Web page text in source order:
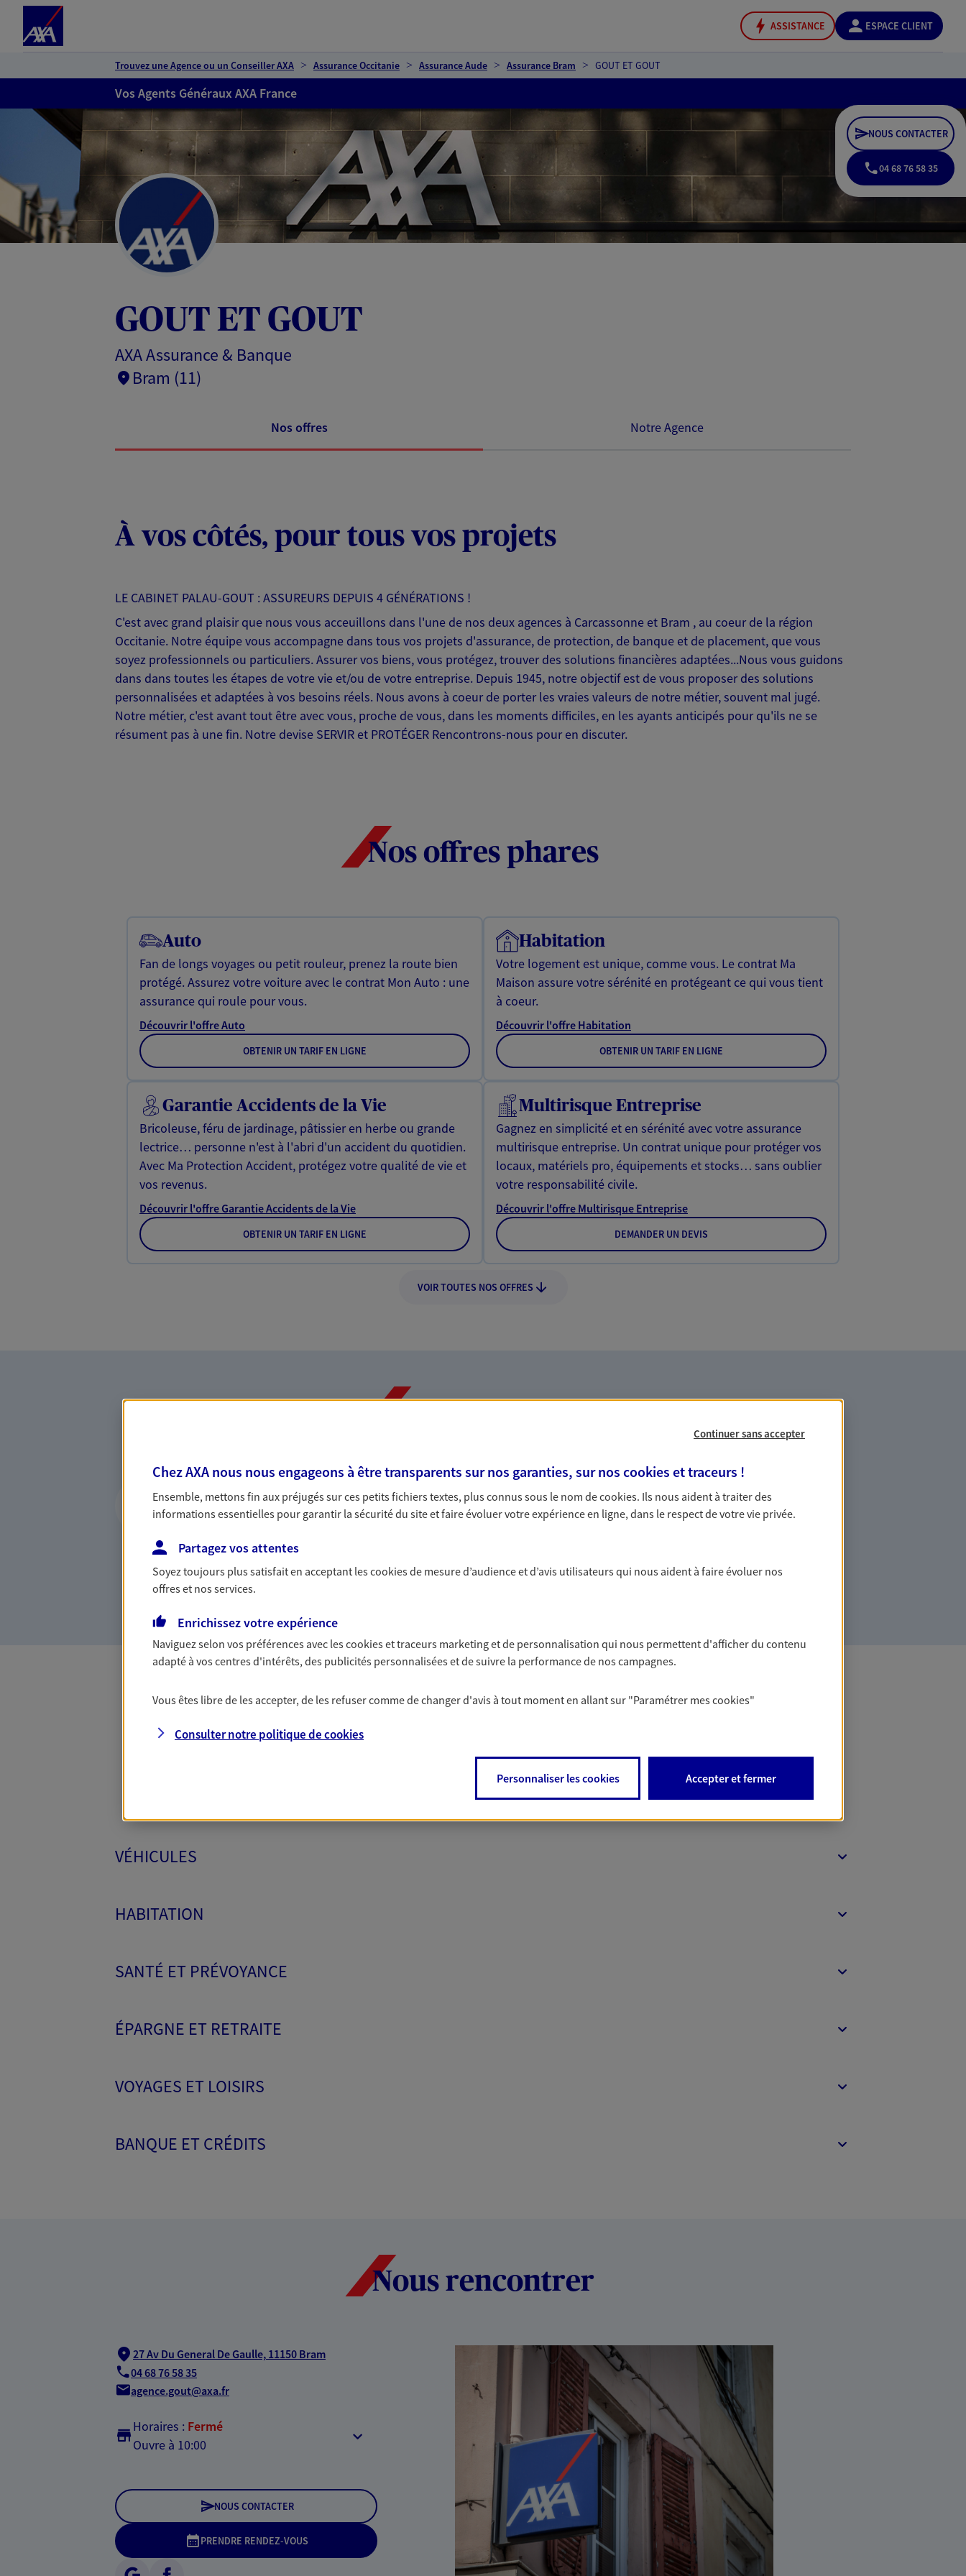
ASSISTANCE ESPACE CLIENT
Trouvez une Agence ou un Conseiller AXA Assurance Occitanie Assurance Aude Assurance Bram GOUT ET GOUT
Vos Agents Généraux AXA France
GOUT ET GOUT
AXA Assurance & Banque
Bram (11)
NOUS CONTACTER
04 68 76 58 35
Nos offres Notre Agence
À vos côtés, pour tous vos projets
LE CABINET PALAU-GOUT : ASSUREURS DEPUIS 4 GÉNÉRATIONS !
C'est avec grand plaisir que nous vous acceuillons dans l'une de nos deux agences à Carcassonne et Bram , au coeur de la région
Occitanie. Notre équipe vous accompagne dans tous vos projets d'assurance, de protection, de banque et de placement, que vous
soyez professionnels ou particuliers. Assurer vos biens, vous protégez, trouver des solutions financières adaptées...Nous vous guidons
dans dans toutes les étapes de votre vie et/ou de votre entreprise. Depuis 1945, notre objectif est de vous proposer des solutions
personnalisées et adaptées à vos besoins réels. Nous avons à coeur de porter les vraies valeurs de notre métier, souvent mal jugé.
Notre métier, c'est avant tout être avec vous, proche de vous, dans les moments difficiles, en les ayants anticipés pour qu'ils ne se
résument pas à une fin. Notre devise SERVIR et PROTÉGER Rencontrons-nous pour en discuter.
Nos offres phares
Auto
Fan de longs voyages ou petit rouleur, prenez la route bien
protégé. Assurez votre voiture avec le contrat Mon Auto : une
assurance qui roule pour vous.
Découvrir l'offre Auto
OBTENIR UN TARIF EN LIGNE
Habitation
Votre logement est unique, comme vous. Le contrat Ma
Maison assure votre sérénité en protégeant ce qui vous tient
à coeur.
Découvrir l'offre Habitation
OBTENIR UN TARIF EN LIGNE
Garantie Accidents de la Vie
Bricoleuse, féru de jardinage, pâtissier en herbe ou grande
lectrice… personne n'est à l'abri d'un accident du quotidien.
Avec Ma Protection Accident, protégez votre qualité de vie et
vos revenus.
Découvrir l'offre Garantie Accidents de la Vie
OBTENIR UN TARIF EN LIGNE
Multirisque Entreprise
Gagnez en simplicité et en sérénité avec votre assurance
multirisque entreprise. Un contrat unique pour protéger vos
locaux, matériels pro, équipements et stocks… sans oublier
votre responsabilité civile.
Découvrir l'offre Multirisque Entreprise
DEMANDER UN DEVIS
VOIR TOUTES NOS OFFRES
Vous accompagner dans la durée et la
confiance
votre vie, c'est ainsi que nous concevons notre métier : dans
la confiance et la proximité. C'est en apprenant à vous
connaître que nous proposons de meilleures solutions.
Accompagner les professionnels et les
entreprises
votre activité, vos collaborateurs... mais aussi vous-même et
Toutes nos offres Assurance & Banque
VÉHICULES
HABITATION
SANTÉ ET PRÉVOYANCE
ÉPARGNE ET RETRAITE
VOYAGES ET LOISIRS
BANQUE ET CRÉDITS
Nous rencontrer
27 Av Du General De Gaulle, 11150 Bram
04 68 76 58 35
agence.gout@axa.fr
Horaires : Fermé
Ouvre à 10:00
NOUS CONTACTER
PRENDRE RENDEZ-VOUS
Continuer sans accepter
Chez AXA nous nous engageons à être transparents sur nos garanties, sur nos cookies et traceurs !
Ensemble, mettons fin aux préjugés sur ces petits fichiers textes, plus connus sous le nom decookies. Ils nous aident à traiter des
informations essentielles pour garantir la sécurité du site et faire évoluer votre expérience en ligne, dans le respect de votre vie privée.
Partagez vos attentes
Soyez toujours plus satisfait en acceptant lescookiesde mesure d’audience et d’avis utilisateurs qui nous aident à faire évoluer nos
offres et nos services.
Enrichissez votre expérience
Naviguez selon vos préférences avec lescookies et traceurs marketing et de personnalisation qui nous permettent d'afficher du contenu
adapté à vos centres d'intérêts, des publicités personnalisées et de suivre la performance de nos campagnes.
Vous êtes libre de les accepter, de les refuser comme de changer d'avis à tout moment en allant sur "Paramétrer mescookies"
Consulter notre politique decookies
Personnaliser les cookies Accepter et fermer